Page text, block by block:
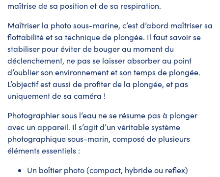
maîtrise de sa position et de sa respiration.
Maîtriser la photo sous-marine, c’est d’abord maîtriser sa
flottabilité et sa technique de plongée. Il faut savoir se
stabiliser pour éviter de bouger au moment du
déclenchement, ne pas se laisser absorber au point
d’oublier son environnement et son temps de plongée.
L’objectif est aussi de profiter de la plongée, et pas
uniquement de sa caméra !
Photographier sous l’eau ne se résume pas à plonger
avec un appareil. Il s’agit d’un véritable système
photographique sous-marin, composé de plusieurs
éléments essentiels :
Un boîtier photo (compact, hybride ou reflex)